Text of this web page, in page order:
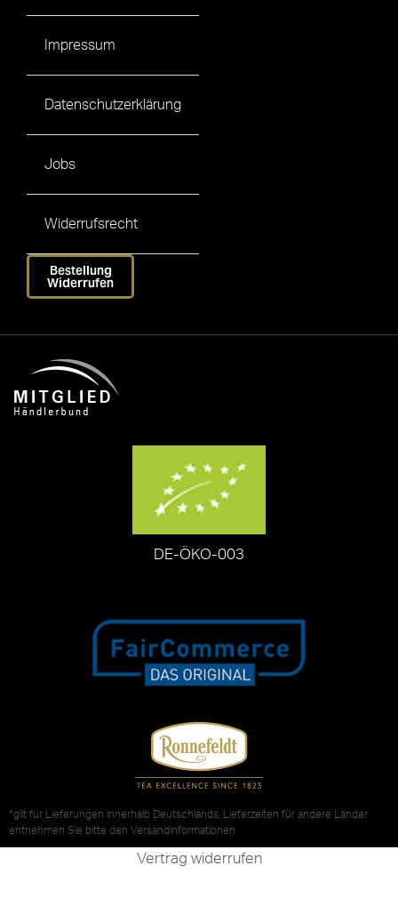
Impressum
Datenschutzerklärung
Jobs
Widerrufsrecht
Bestellung
Widerrufen
DE-ÖKO-003
*gilt für Lieferungen innerhalb Deutschlands, Lieferzeiten für andere Länder
entnehmen Sie bitte den Versandinformationen
Vertrag widerrufen